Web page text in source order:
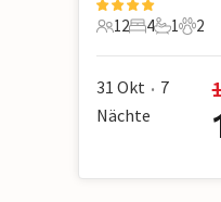
12 Gäste
12
4
4
1
1
2
2
31 Okt • 7
Nächte